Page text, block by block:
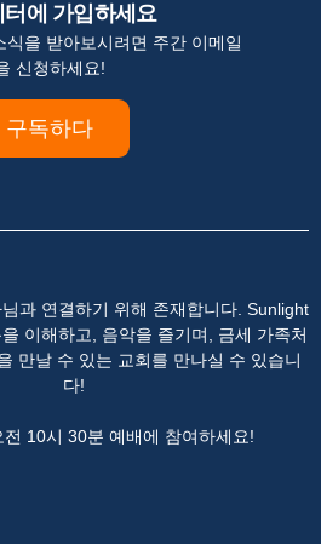
터에 가입하세요
식을 받아보시려면 주간 이메일
신청하세요!
구독하다
과 연결하기 위해 존재합니다. Sunlight
이해하고, 음악을 즐기며, 금세 가족처
만날 수 있는 교회를 만나실 수 있습니
다!
10시 30분 예배에 참여하세요!